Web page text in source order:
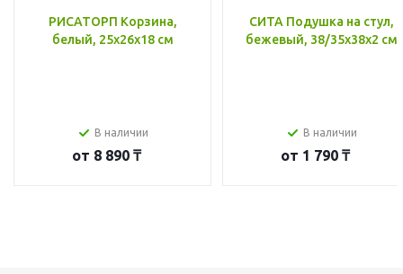
РИСАТОРП Корзина,
белый, 25x26x18 см
В наличии
от 8 890 ₸
СИТА Подушка на стул,
бежевый, 38/35x38x2 см
В наличии
от 1 790 ₸